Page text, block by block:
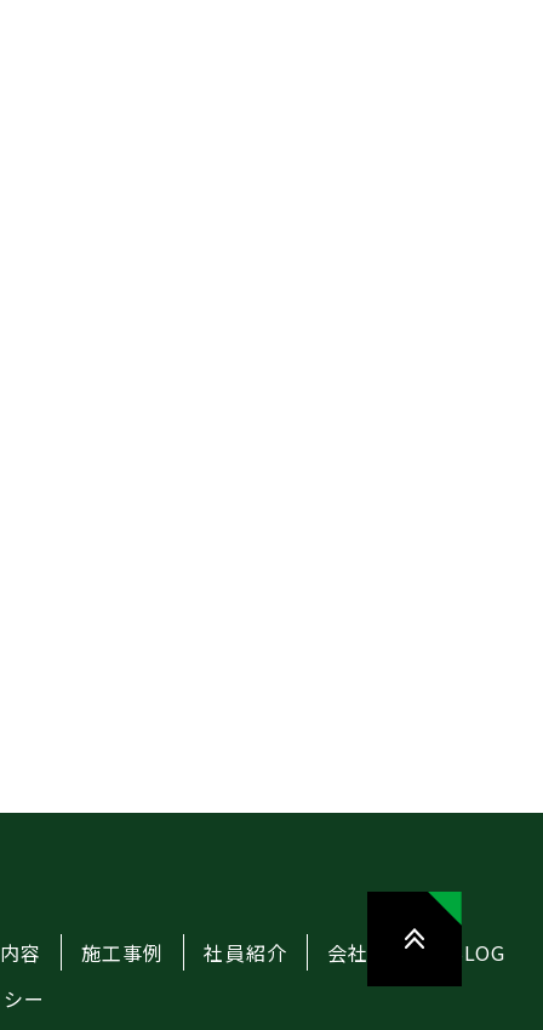
容 施工事例 社員紹介 会社概要
BLOG
ー